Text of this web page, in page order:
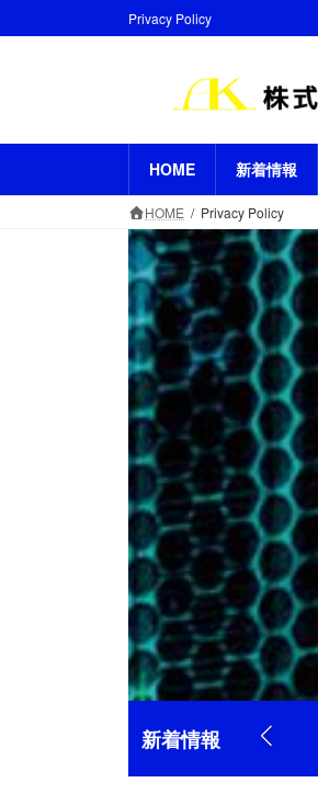
ン
へ
キ
ビ
ョ
に
Privacy Policy
HOME 新着情報
HOME Privacy Policy
新着情報